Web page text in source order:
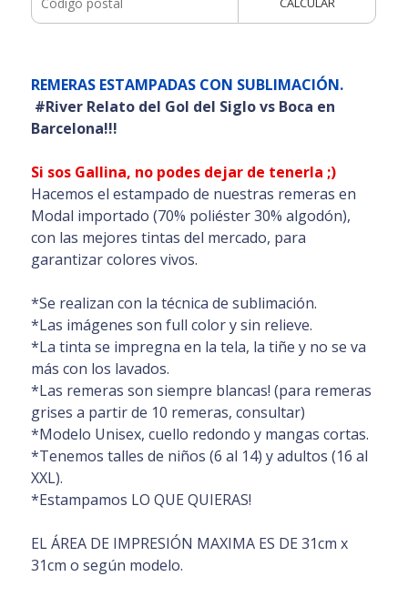
REMERAS ESTAMPADAS CON SUBLIMACIÓN.
#River Relato del Gol del Siglo vs Boca en
Barcelona!!!
Si sos Gallina, no podes dejar de tenerla ;)
Hacemos el estampado de nuestras remeras en
Modal importado (70% poliéster 30% algodón),
con las mejores tintas del mercado, para
garantizar colores vivos.
*Se realizan con la técnica de sublimación.
*Las imágenes son full color y sin relieve.
*La tinta se impregna en la tela, la tiñe y no se va
más con los lavados.
*Las remeras son siempre blancas! (para remeras
grises a partir de 10 remeras, consultar)
*Modelo Unisex, cuello redondo y mangas cortas.
*Tenemos talles de niños (6 al 14) y adultos (16 al
XXL).
*Estampamos LO QUE QUIERAS!
EL ÁREA DE IMPRESIÓN MAXIMA ES DE 31cm x
31cm o según modelo.